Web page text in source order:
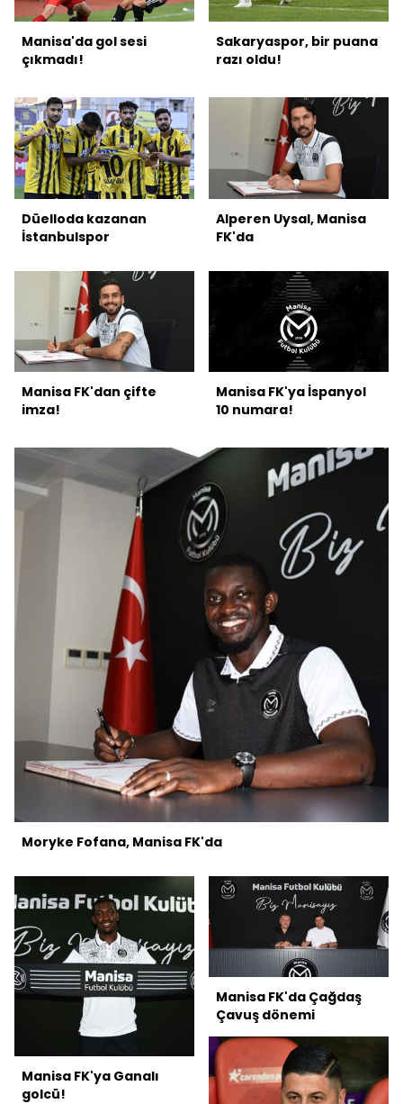
Manisa'da gol sesi
çıkmadı!
Sakaryaspor, bir puana
razı oldu!
Düelloda kazanan
İstanbulspor
Alperen Uysal, Manisa
FK'da
Manisa FK'dan çifte
imza!
Manisa FK'ya İspanyol
10 numara!
Moryke Fofana, Manisa FK'da
Manisa FK'ya Ganalı
golcü!
Manisa FK'da Çağdaş
Çavuş dönemi